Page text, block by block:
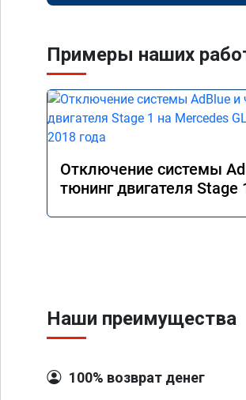
Примеры наших
Отключение системы
тюнинг двигателя Stage
Наши преимущества
100% возврат денег